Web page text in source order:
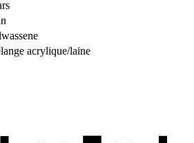
acrylique/laine